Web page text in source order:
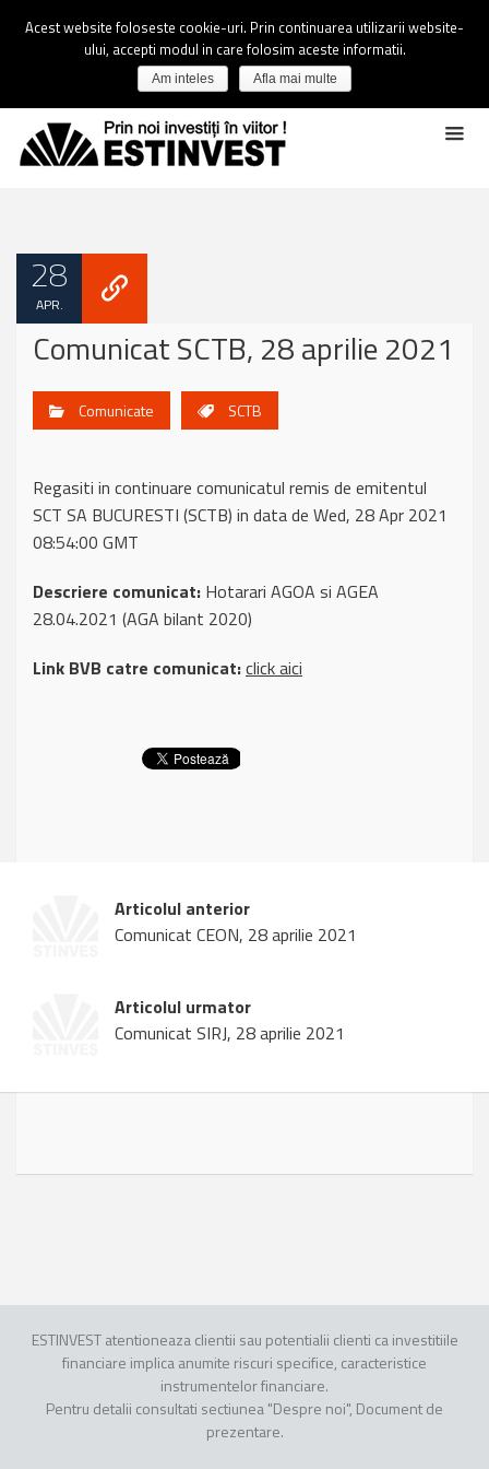
28
APR.
Comunicat SCTB, 28 aprilie 2021
Comunicate SCTB
Regasiti in continuare comunicatul remis de emitentul
SCT SA BUCURESTI (SCTB) in data de Wed, 28 Apr 2021
08:54:00 GMT
Descriere comunicat: Hotarari AGOA si AGEA
28.04.2021 (AGA bilant 2020)
Link BVB catre comunicat:click aici
Articolul anterior
Comunicat CEON, 28 aprilie 2021
Articolul urmator
Comunicat SIRJ, 28 aprilie 2021
ESTINVEST atentioneaza clientii sau potentialii clienti ca investitiile
financiare implica anumite riscuri specifice, caracteristice
instrumentelor financiare.
Pentru detalii consultati sectiunea "Despre noi", Document de
prezentare.
Acest website foloseste cookie-uri. Prin continuarea utilizarii website-
ului, accepti modul in care folosim aceste informatii.
Am inteles Afla mai multe